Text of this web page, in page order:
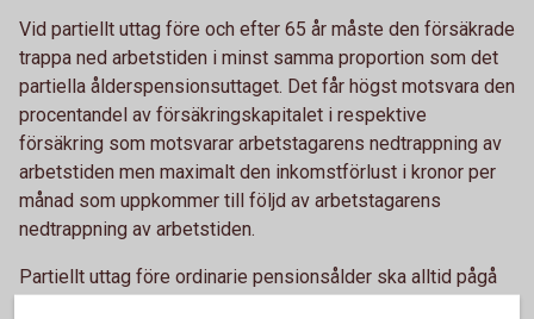
Vid partiellt uttag före och efter 65 år måste den försäkrade
trappa ned arbetstiden i minst samma proportion som det
partiella ålderspensionsuttaget. Det får högst motsvara den
procentandel av försäkringskapitalet i respektive
försäkring som motsvarar arbetstagarens nedtrappning av
arbetstiden men maximalt den inkomstförlust i kronor per
månad som uppkommer till följd av arbetstagarens
nedtrappning av arbetstiden.
Partiellt uttag före ordinarie pensionsålder ska alltid pågå